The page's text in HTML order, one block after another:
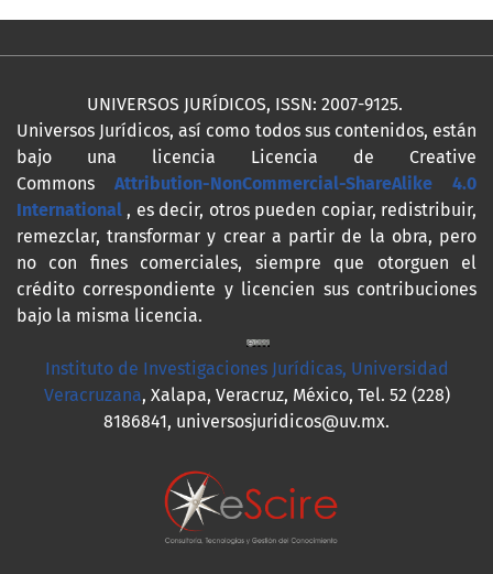
UNIVERSOS JURÍDICOS, ISSN: 2007-9125.
Universos Jurídicos, así como todos sus contenidos, están
bajo una licencia Licencia de Creative
Commons Attribution-NonCommercial-ShareAlike 4.0
International , es decir, otros pueden copiar, redistribuir,
remezclar, transformar y crear a partir de la obra, pero
no con fines comerciales, siempre que otorguen el
crédito correspondiente y licencien sus contribuciones
bajo la misma licencia.
Instituto de Investigaciones Jurídicas, Universidad
Veracruzana, Xalapa, Veracruz, México, Tel. 52 (228)
8186841, universosjuridicos@uv.mx.